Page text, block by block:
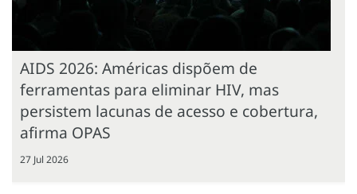
AIDS 2026: Américas dispõem de
ferramentas para eliminar HIV, mas
persistem lacunas de acesso e cobertura,
afirma OPAS
27 Jul 2026